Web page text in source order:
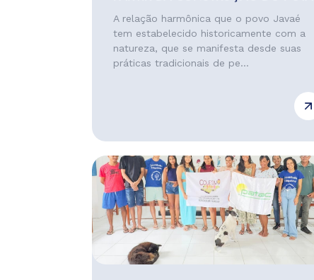
A relação harmônica que o povo Javaé
tem estabelecido historicamente com a
natureza, que se manifesta desde suas
práticas tradicionais de pe...